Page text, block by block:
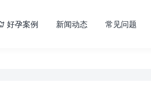
好孕案例 新闻动态 常见问题